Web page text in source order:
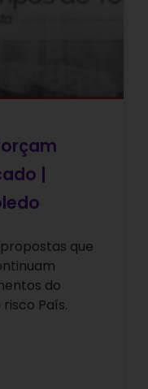
|
que
do
País.